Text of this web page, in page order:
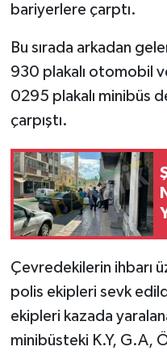
bariyerlere çarptı.
Bu sırada arkadan
930 plakalı otomobil
0295 plakalı minibüs
çarpıştı.
Çevredekilerin ihbarı
polis ekipleri sevk
ekipleri kazada
minibüsteki K.Y, G.A,